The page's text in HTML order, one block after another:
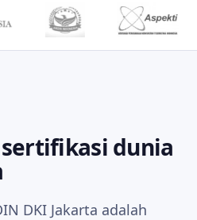
dunia
DKI Jakarta adalah